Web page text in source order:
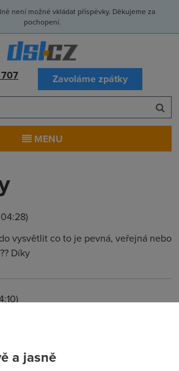
není možné vkládat příspěvky. Děkujeme za
pochopení.
Zavoláme zpátky
MENU
vysvětlit co to je pevná, veřejná nebo
Díky
na papírek a přilepíšk ke kompu,
a jasně